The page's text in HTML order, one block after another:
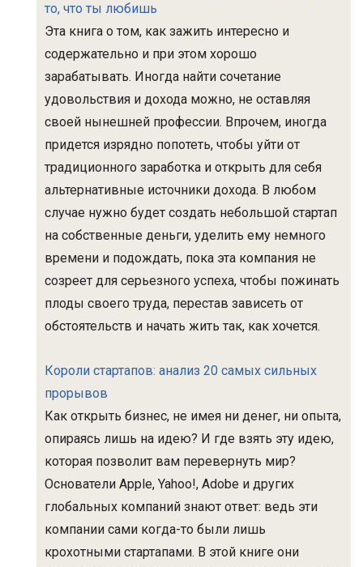
то, что ты любишь
Эта книга о том, как зажить интересно и
содержательно и при этом хорошо
зарабатывать. Иногда найти сочетание
удовольствия и дохода можно, не оставляя
своей нынешней профессии. Впрочем, иногда
придется изрядно попотеть, чтобы уйти от
традиционного заработка и открыть для себя
альтернативные источники дохода. В любом
случае нужно будет создать небольшой стартап
на собственные деньги, уделить ему немного
времени и подождать, пока эта компания не
созреет для серьезного успеха, чтобы пожинать
плоды своего труда, перестав зависеть от
обстоятельств и начать жить так, как хочется.
Короли стартапов: анализ 20 самых сильных
прорывов
Как открыть бизнес, не имея ни денег, ни опыта,
опираясь лишь на идею? И где взять эту идею,
которая позволит вам перевернуть мир?
Основатели Apple, Yahoo!, Adobe и других
глобальных компаний знают ответ: ведь эти
компании сами когда-то были лишь
крохотными стартапами. В этой книге они